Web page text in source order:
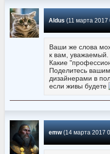
Aldus(11 марта 2017
Ваши же слова
к вам, уважаемый.
Какие
Поделитесь
дизайнерами в
если живы будете
emw(14 марта 2017